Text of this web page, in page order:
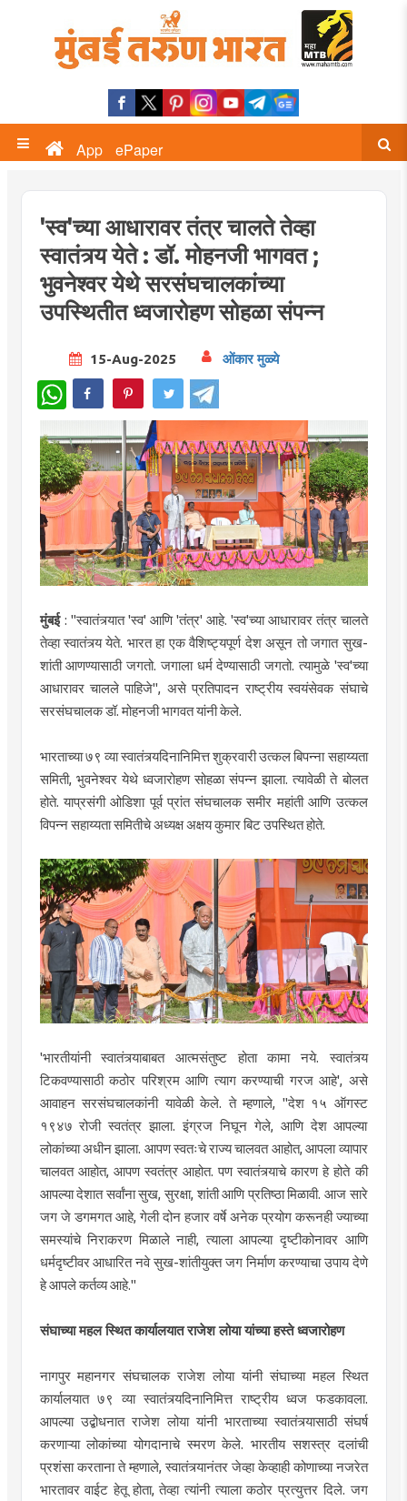
App ePaper
'स्व'च्या आधारावर तंत्र चालते तेव्हा
स्वातंत्र्य येते : डॉ. मोहनजी भागवत ;
भुवनेश्वर येथे सरसंघचालकांच्या
उपस्थितीत ध्वजारोहण सोहळा संपन्न
15-Aug-2025 ओंकार मुळ्ये
WhatsApp
मुंबई : "स्वातंत्र्यात 'स्व' आणि 'तंत्र' आहे. 'स्व'च्या आधारावर तंत्र चालते
तेव्हा स्वातंत्र्य येते. भारत हा एक वैशिष्ट्यपूर्ण देश असून तो जगात सुख-
शांती आणण्यासाठी जगतो. जगाला धर्म देण्यासाठी जगतो. त्यामुळे 'स्व'च्या
आधारावर चालले पाहिजे", असे प्रतिपादन राष्ट्रीय स्वयंसेवक संघाचे
सरसंघचालक डॉ. मोहनजी भागवत यांनी केले.
भारताच्या ७९ व्या स्वातंत्र्यदिनानिमित्त शुक्रवारी उत्कल बिपन्ना सहाय्यता
समिती, भुवनेश्वर येथे ध्वजारोहण सोहळा संपन्न झाला. त्यावेळी ते बोलत
होते. याप्रसंगी ओडिशा पूर्व प्रांत संघचालक समीर महांती आणि उत्कल
विपन्न सहाय्यता समितीचे अध्यक्ष अक्षय कुमार बिट उपस्थित होते.
'भारतीयांनी स्वातंत्र्याबाबत आत्मसंतुष्ट होता कामा नये. स्वातंत्र्य
टिकवण्यासाठी कठोर परिश्रम आणि त्याग करण्याची गरज आहे', असे
आवाहन सरसंघचालकांनी यावेळी केले. ते म्हणाले, "देश १५ ऑगस्ट
१९४७ रोजी स्वतंत्र झाला. इंग्रज निघून गेले, आणि देश आपल्या
लोकांच्या अधीन झाला. आपण स्वतःचे राज्य चालवत आहोत, आपला व्यापार
चालवत आहोत, आपण स्वतंत्र आहोत. पण स्वातंत्र्याचे कारण हे होते की
आपल्या देशात सर्वांना सुख, सुरक्षा, शांती आणि प्रतिष्ठा मिळावी. आज सारे
जग जे डगमगत आहे, गेली दोन हजार वर्षे अनेक प्रयोग करूनही ज्याच्या
समस्यांचे निराकरण मिळाले नाही, त्याला आपल्या दृष्टीकोनावर आणि
धर्मदृष्टीवर आधारित नवे सुख-शांतीयुक्त जग निर्माण करण्याचा उपाय देणे
हे आपले कर्तव्य आहे."
संघाच्या महल स्थित कार्यालयात राजेश लोया यांच्या हस्ते ध्वजारोहण
नागपुर महानगर संघचालक राजेश लोया यांनी संघाच्या महल स्थित
कार्यालयात ७९ व्या स्वातंत्र्यदिनानिमित्त राष्ट्रीय ध्वज फडकावला.
आपल्या उद्बोधनात राजेश लोया यांनी भारताच्या स्वातंत्र्यासाठी संघर्ष
करणाऱ्या लोकांच्या योगदानाचे स्मरण केले. भारतीय सशस्त्र दलांची
प्रशंसा करताना ते म्हणाले, स्वातंत्र्यानंतर जेव्हा केव्हाही कोणाच्या नजरेत
भारतावर वाईट हेतू होता, तेव्हा त्यांनी त्याला कठोर प्रत्युत्तर दिले. जग